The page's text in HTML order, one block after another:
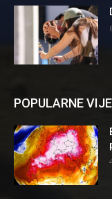
POPULARNE